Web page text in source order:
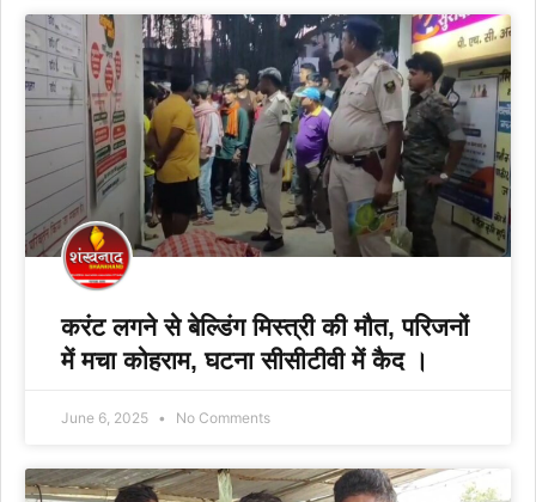
करंट लगने से बेल्डिंग मिस्त्री की मौत, परिजनों
में मचा कोहराम, घटना सीसीटीवी में कैद ।
June 6, 2025 No Comments